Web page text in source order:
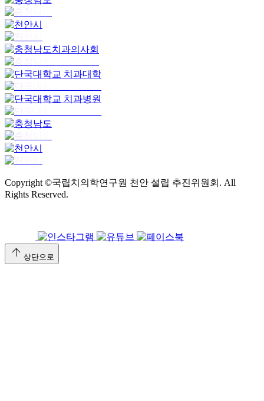
Copyright ©국립치의학연구원 천안 설립 추진위원회. All
Rights Reserved.
arrow_upward 상단으로